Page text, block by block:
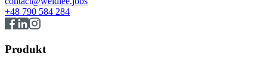
+48 790 584 284
Produkt